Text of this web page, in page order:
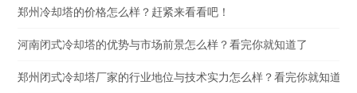
郑州冷却塔的价格怎么样？赶紧来看看吧！
河南闭式冷却塔的优势与市场前景怎么样？看完你就知道了
郑州闭式冷却塔厂家的行业地位与技术实力怎么样？看完你就知道了